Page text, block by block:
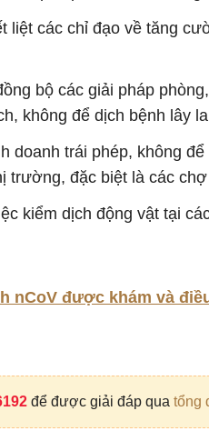
liệt các chỉ đạo về tăng
bộ các giải pháp
không để dịch bệnh lây
doanh trái phép, không
trường, đặc biệt là các
kiểm dịch động vật tại
nCoV được khám và
để được giải đáp qua tổng